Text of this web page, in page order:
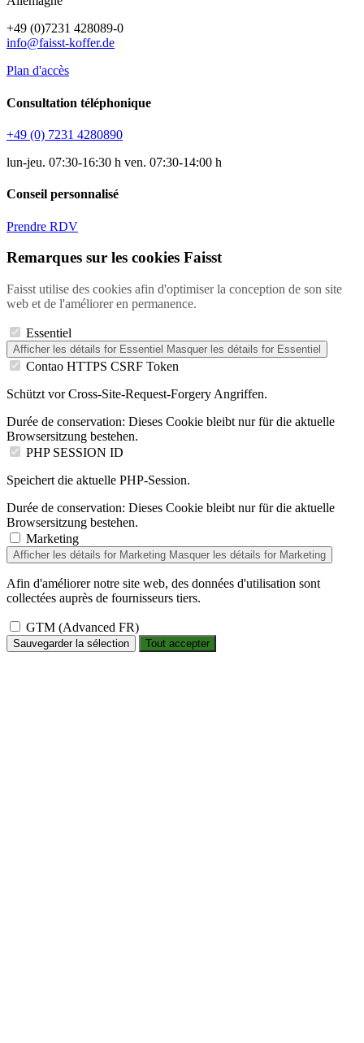
+49 (0)7231 428089-0
info@faisst-koffer.de
Plan d'accès
Consultation téléphonique
+49 (0) 7231 4280890
lun-jeu. 07:30-16:30 h ven. 07:30-14:00 h
Conseil personnalisé
Prendre RDV
Remarques sur les cookies Faisst
Faisst utilise des cookies afin d'optimiser la conception de son site
web et de l'améliorer en permanence.
Essentiel
Afficher les détails for Essentiel Masquer les détails for Essentiel
Contao HTTPS CSRF Token
Schützt vor Cross-Site-Request-Forgery Angriffen.
Durée de conservation: Dieses Cookie bleibt nur für die aktuelle
Browsersitzung bestehen.
PHP SESSION ID
Speichert die aktuelle PHP-Session.
Durée de conservation: Dieses Cookie bleibt nur für die aktuelle
Browsersitzung bestehen.
Marketing
Afficher les détails for Marketing Masquer les détails for Marketing
Afin d'améliorer notre site web, des données d'utilisation sont
collectées auprès de fournisseurs tiers.
GTM (Advanced FR)
Sauvegarder la sélection Tout accepter